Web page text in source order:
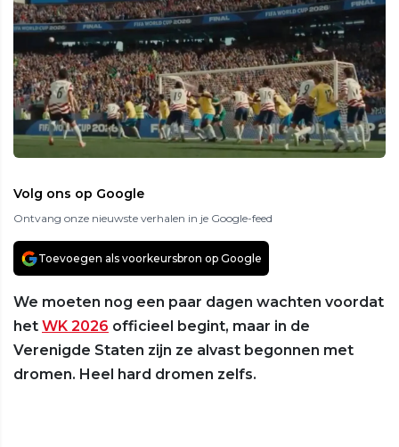
Volg ons op Google
Ontvang onze nieuwste verhalen in je Google-feed
Toevoegen als voorkeursbron op Google
We moeten nog een paar dagen wachten voordat
het WK 2026 officieel begint, maar in de
Verenigde Staten zijn ze alvast begonnen met
dromen. Heel hard dromen zelfs.